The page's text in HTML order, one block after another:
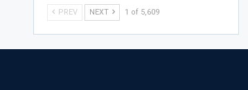
PREV NEXT 1 of 5,609